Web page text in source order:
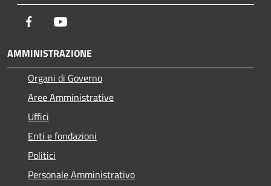
Facebook
AMMINISTRAZIONE
Organi di Governo
Aree Amministrative
Uffici
Enti e fondazioni
Politici
Personale Amministrativo